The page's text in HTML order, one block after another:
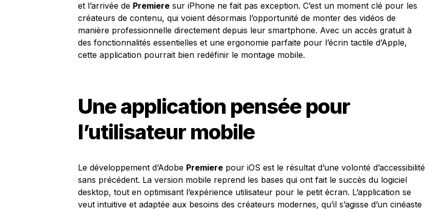
et l’arrivée de Premiere sur iPhone ne fait pas exception. C’est un moment clé pour les
créateurs de contenu, qui voient désormais l’opportunité de monter des vidéos de
manière professionnelle directement depuis leur smartphone. Avec un accès gratuit à
des fonctionnalités essentielles et une ergonomie parfaite pour l’écrin tactile d’Apple,
cette application pourrait bien redéfinir le montage mobile.
Une application pensée pour
l’utilisateur mobile
Le développement d’Adobe Premiere pour iOS est le résultat d’une volonté d’accessibilité
sans précédent. La version mobile reprend les bases qui ont fait le succès du logiciel
desktop, tout en optimisant l’expérience utilisateur pour le petit écran. L’application se
veut intuitive et adaptée aux besoins des créateurs modernes, qu’il s’agisse d’un cinéaste